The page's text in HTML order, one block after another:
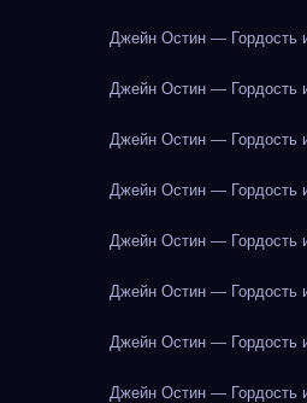
Джейн Остин — Гордость
Джейн Остин — Гордость
Джейн Остин — Гордость
Джейн Остин — Гордость
Джейн Остин — Гордость
Джейн Остин — Гордость
Джейн Остин — Гордость
Джейн Остин — Гордость